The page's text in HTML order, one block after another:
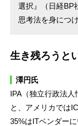
選択』（日経BP
思考法を身につ
生き残ろうと
澤円氏
IPA（独立行政法
と、アメリカでは
35%はITベンダー